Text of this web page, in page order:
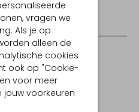
vragen we
Als je op
alleen de
cookies
ook op "Cookie-
voor meer
voorkeuren